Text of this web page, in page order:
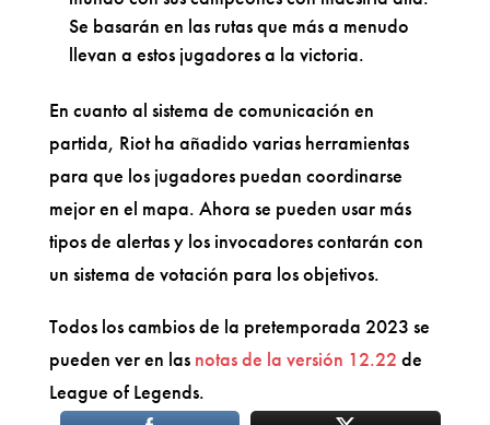
Se basarán en las rutas que más a menudo
llevan a estos jugadores a la victoria.
En cuanto al sistema de comunicación en
partida, Riot ha añadido varias herramientas
para que los jugadores puedan coordinarse
mejor en el mapa. Ahora se pueden usar más
tipos de alertas y los invocadores contarán con
un sistema de votación para los objetivos.
Todos los cambios de la pretemporada 2023 se
pueden ver en las notas de la versión 12.22 de
League of Legends.